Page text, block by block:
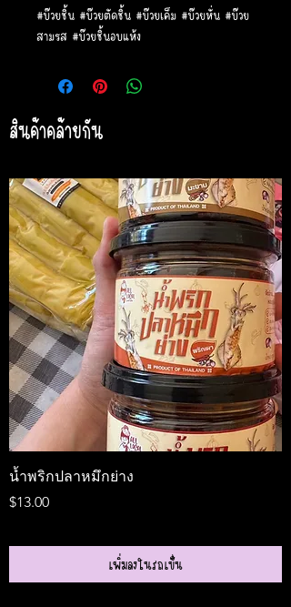
#บ๊วยชิ้น #บ๊วยตัดชิ้น #บ๊วยเค็ม #บ๊วยหั่น #บ๊วย
สามรส #บ๊วยชิ้นอบแห้ง
สินค้าคล้ายกัน
น้ำพริกปลาหมึกย่าง
ราคา
$13.00
เพิ่มลงในรถเข็น